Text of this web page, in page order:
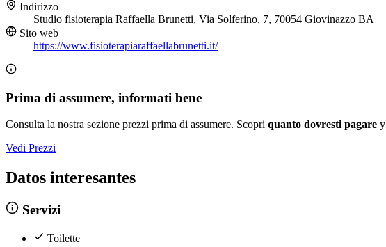
Indirizzo
Studio fisioterapia Raffaella Brunetti, Via Solferino, 7, 70054 Giovinazzo BA
Sito web
https://www.fisioterapiaraffaellabrunetti.it/
Prima di assumere, informati bene
Consulta la nostra sezione prezzi prima di assumere. Scopri quanto dovresti pagare y
Vedi Prezzi
Datos interesantes
Servizi
Toilette